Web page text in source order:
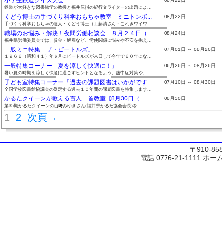
鉄道が大好きな図書館学の教授と福井屈指の紀行文ライターの出題によ...
くどう博士の手づくり科学おもちゃ教室「ミニトンボ... 08月22日
手づくり科学おもちゃの達人・くどう博士（工藤清さん・これきワイワ...
職場のお悩み・解決！夜間労働相談会 ８月２４日（... 08月24日
福井県労働委員会では、賃金・解雇など、労使関係に悩みや不安を抱え...
一般ミニ特集「ザ・ビートルズ」 07月01日 ～ 08月26日
１９６６（昭和４１）年６月にビートルズが来日して今年で６０年にな...
一般特集コーナー「夏を涼しく快適に！」 06月26日 ～ 08月26日
暑い夏の時期を涼しく快適に過ごすヒントとなるよう、熱中症対策や、...
子ども室特集コーナー「過去の課題図書はいかがです... 07月10日 ～ 08月30日
全国学校図書館協議会の選定する過去１０年間の課題図書を特集します...
かるたクイーンが教える百人一首教室【8月30日（... 08月30日
第35期かるたクイーンの山﨑みゆきさん(福井県かるた協会会長)を...
1 2 次頁→
〒910-
電話:0776-21-1111 ホー